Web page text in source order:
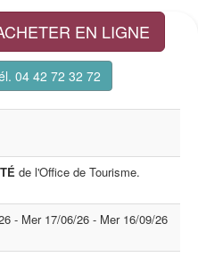
EN LIGNE
04 42 72 32 72
de l'Office de Tourisme.
- Mer 17/06/26 - Mer 16/09/26